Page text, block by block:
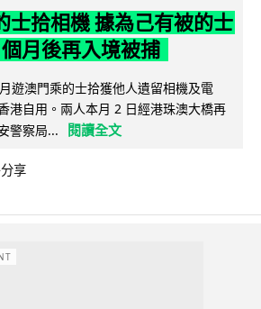
士拾相機 據為己有被的士
月後再入境被捕
遊澳門乘的士拾獲他人遺留相機及電
港自用。兩人本月 2 日經港珠澳大橋再
警察局...
閱讀全文
分享